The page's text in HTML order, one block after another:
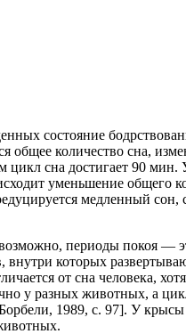
состояние
общее количество сна,
сна достигает 90 мин.
уменьшение общего
медленный
периоды покоя —
которых
от сна человека,
у разных животных, а
1989, с. 97]. У